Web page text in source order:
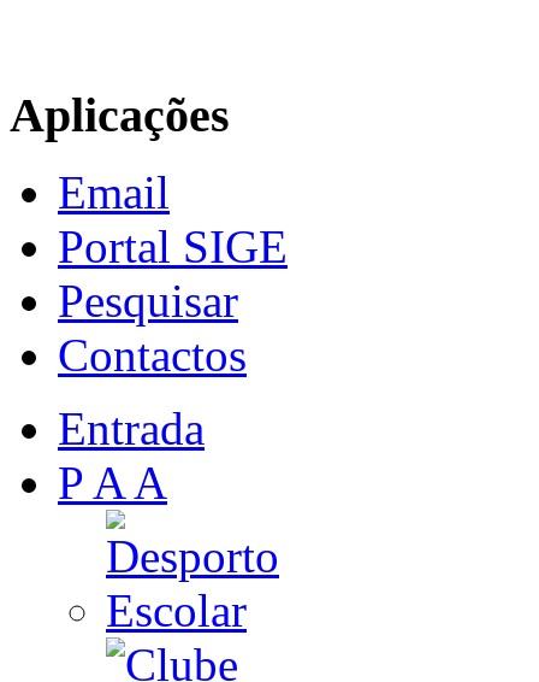
Aplicações
Email
Portal SIGE
Pesquisar
Contactos
Entrada
P A A